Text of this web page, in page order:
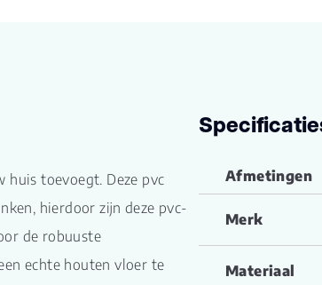
huis toevoegt. Deze pvc
hierdoor zijn deze pvc-
de robuuste
echte houten vloer te
Afmetingen
Merk
Materiaal